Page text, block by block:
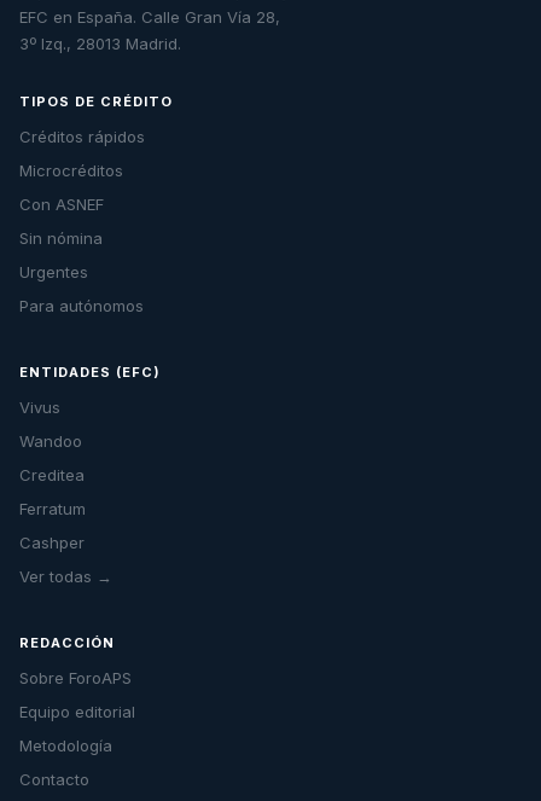
EFC en España. Calle Gran Vía 28,
3º Izq., 28013 Madrid.
TIPOS DE CRÉDITO
Créditos rápidos
Microcréditos
Con ASNEF
Sin nómina
Urgentes
Para autónomos
ENTIDADES (EFC)
Vivus
Wandoo
Creditea
Ferratum
Cashper
Ver todas →
REDACCIÓN
Sobre ForoAPS
Equipo editorial
Metodología
Contacto